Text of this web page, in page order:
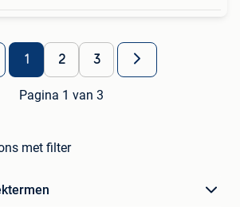
1 2 3
Pagina 1 van 3
met filter